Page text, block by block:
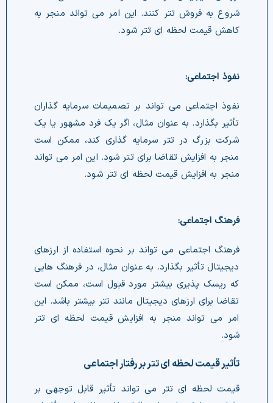
شروع به فروش تتر کنند. این امر می تواند منجر به
کاهش قیمت لحظه ای تتر شود.
نفوذ اجتماعی:
نفوذ اجتماعی می تواند بر تصمیمات سرمایه گذاران
تأثیر بگذارد. به عنوان مثال، اگر یک فرد مشهور یا یک
شرکت بزرگ در تتر سرمایه گذاری کند، ممکن است
منجر به افزایش تقاضا برای تتر شود. این امر می تواند
منجر به افزایش قیمت لحظه ای تتر شود.
فرهنگ اجتماعی:
فرهنگ اجتماعی می تواند بر نحوه استفاده از ارزهای
دیجیتال تأثیر بگذارد. به عنوان مثال، در فرهنگ هایی
که ریسک پذیری بیشتر مورد قبول است، ممکن است
تقاضا برای ارزهای دیجیتال مانند تتر بیشتر باشد. این
امر می تواند منجر به افزایش قیمت لحظه ای تتر
شود.
تأثیر قیمت لحظه ای تتر بر رفتار اجتماعی
قیمت لحظه ای تتر می تواند تأثیر قابل توجهی بر